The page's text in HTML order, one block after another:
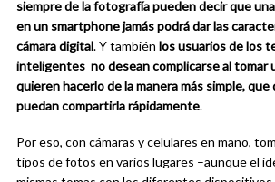
siempre de la fotografía pueden decir que
en un smartphone jamás podrá dar las
cámara digital. Y también los usuarios de los
inteligentes no desean complicarse al tomar
quieren hacerlo de la manera más simple,
puedan compartirla rápidamente.
Por eso, con cámaras y celulares en mano,
tipos de fotos en varios lugares –aunque el